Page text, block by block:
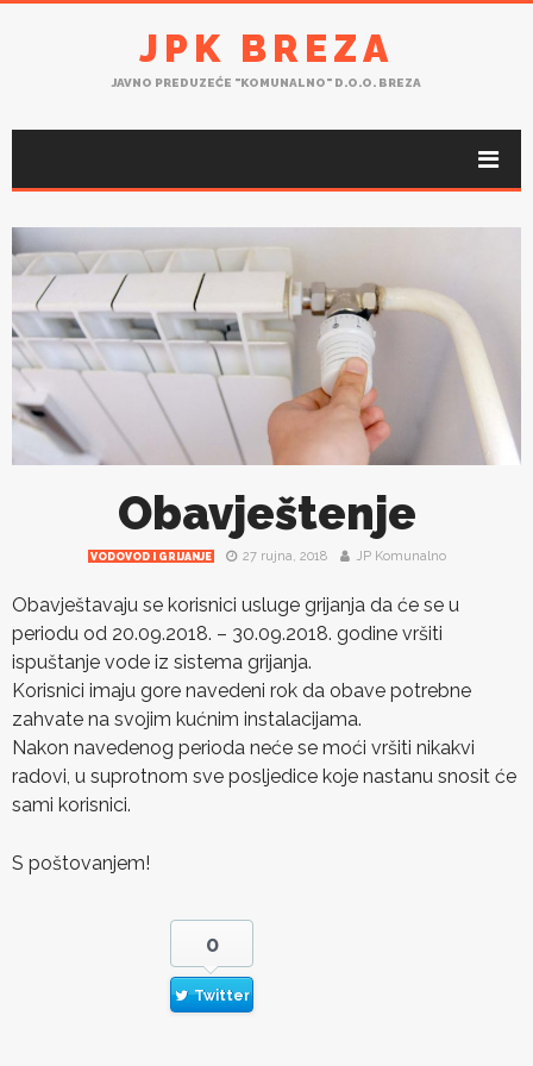
JPK BREZA
JAVNO PREDUZEĆE "KOMUNALNO" D.O.O. BREZA
Obavještenje
VODOVOD I GRIJANJE 27 rujna, 2018 JP Komunalno
Obavještavaju se korisnici usluge grijanja da će se u
periodu od 20.09.2018. – 30.09.2018. godine vršiti
ispuštanje vode iz sistema grijanja.
Korisnici imaju gore navedeni rok da obave potrebne
zahvate na svojim kućnim instalacijama.
Nakon navedenog perioda neće se moći vršiti nikakvi
radovi, u suprotnom sve posljedice koje nastanu snosit će
sami korisnici.
S poštovanjem!
0
Twitter